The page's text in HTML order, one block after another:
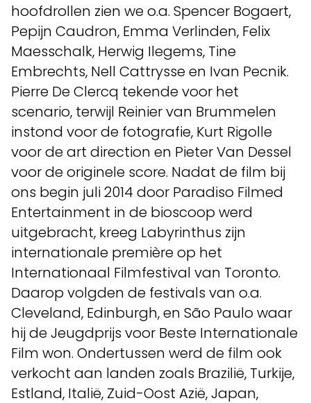
hoofdrollen zien we o.a. Spencer Bogaert,
Pepijn Caudron, Emma Verlinden, Felix
Maesschalk, Herwig Ilegems, Tine
Embrechts, Nell Cattrysse en Ivan Pecnik.
Pierre De Clercq tekende voor het
scenario, terwijl Reinier van Brummelen
instond voor de fotografie, Kurt Rigolle
voor de art direction en Pieter Van Dessel
voor de originele score. Nadat de film bij
ons begin juli 2014 door Paradiso Filmed
Entertainment in de bioscoop werd
uitgebracht, kreeg Labyrinthus zijn
internationale première op het
Internationaal Filmfestival van Toronto.
Daarop volgden de festivals van o.a.
Cleveland, Edinburgh, en São Paulo waar
hij de Jeugdprijs voor Beste Internationale
Film won. Ondertussen werd de film ook
verkocht aan landen zoals Brazilië, Turkije,
Estland, Italië, Zuid-Oost Azië, Japan,